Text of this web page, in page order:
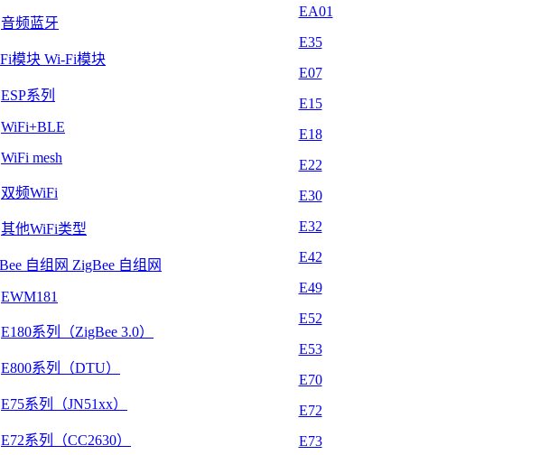
音频蓝牙
Wi-Fi模块
ESP系列
WiFi+BLE
WiFi mesh
双频WiFi
其他WiFi类型
ZigBee 自组网
EWM181
E180系列（ZigBee 3.0）
E800系列（DTU）
E75系列（JN51xx）
E72系列（CC2630）
EA01
E35
E07
E15
E18
E22
E30
E32
E42
E49
E52
E53
E70
E72
E73